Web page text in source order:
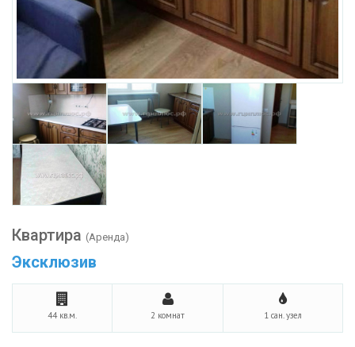
Квартира (Аренда)
Эксклюзив
44 кв.м. 2 комнат 1 сан. узел